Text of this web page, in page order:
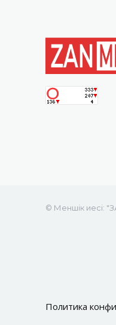
© Меншік иесі:
Политика